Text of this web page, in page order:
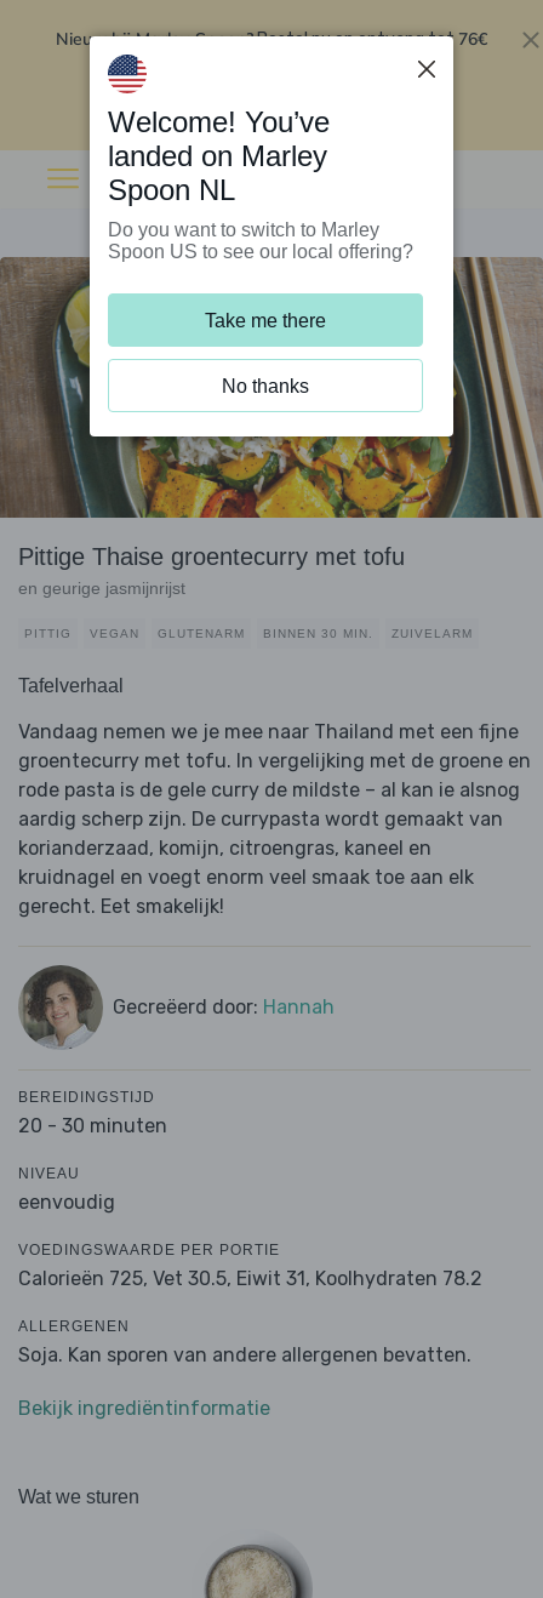
Nieuw bij Marley Spoon?Bestel nu en ontvang tot 76€
Pittige Thaise groentecurry met tofu
en geurige jasmijnrijst
PITTIG VEGAN GLUTENARM BINNEN 30 MIN. ZUIVELARM
Tafelverhaal
Vandaag nemen we je mee naar Thailand met een fijne
groentecurry met tofu. In vergelijking met de groene en
rode pasta is de gele curry de mildste – al kan ie alsnog
aardig scherp zijn. De currypasta wordt gemaakt van
korianderzaad, komijn, citroengras, kaneel en
kruidnagel en voegt enorm veel smaak toe aan elk
gerecht. Eet smakelijk!
Gecreëerd door: Hannah
BEREIDINGSTIJD
20 - 30 minuten
NIVEAU
eenvoudig
VOEDINGSWAARDE PER PORTIE
Calorieën 725, Vet 30.5, Eiwit 31, Koolhydraten 78.2
ALLERGENEN
Soja. Kan sporen van andere allergenen bevatten.
Bekijk ingrediëntinformatie
Wat we sturen
Welcome! You’ve
landed on Marley
Spoon NL
Do you want to switch to Marley
Spoon US to see our local offering?
Take me there
No thanks